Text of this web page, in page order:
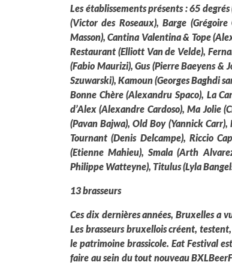
Les établissements présents :65
(Victor des Roseaux), Barge
Masson), Cantina Valentina & Tope
Restaurant (Elliott Van de Velde),
(Fabio Maurizi), Gus (Pierre Baeyens &
Szuwarski), Kamoun (Georges Baghdi
Bonne Chère (Alexandru Spaco), La
d’Alex (Alexandre Cardoso), Ma Jolie
(Pavan Bajwa), Old Boy (Yannick Carr),
Tournant (Denis Delcampe), Riccio
(Etienne Mahieu), Smala (Arth
Philippe Watteyne), Titulus (Lyla
13 brasseurs
Ces dix dernières années, Bruxelles a
Les brasseurs bruxellois créent,
le patrimoine brassicole. Eat Festival
faire au sein du tout nouveau